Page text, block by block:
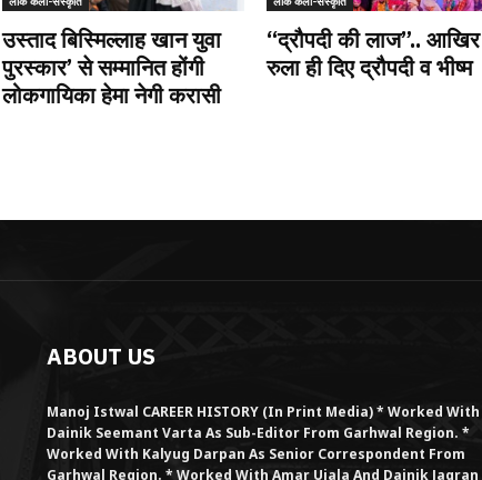
उस्ताद बिस्मिल्लाह खान युवा
पुरस्कार’ से सम्मानित होंगी
लोकगायिका हेमा नेगी करासी
“द्रौपदी की लाज”.. आखिर
रुला ही दिए द्रौपदी व भीष्म
ABOUT US
Manoj Istwal CAREER HISTORY (in Print Media) * Worked With
Dainik Seemant Varta As Sub-Editor From Garhwal Region. *
Worked With Kalyug Darpan As Senior Correspondent From
Garhwal Region. * Worked With Amar Ujala And Dainik Jagran